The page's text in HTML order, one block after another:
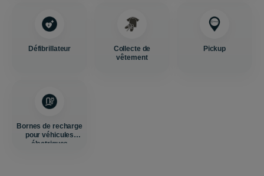
Défibrillateur
Collecte de
vêtement
Pickup
Bornes de recharge
pour véhicules
électriques